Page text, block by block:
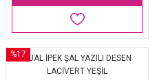
%17VUAL İPEK ŞAL YAZILI DESEN
LACİVERT YEŞİL